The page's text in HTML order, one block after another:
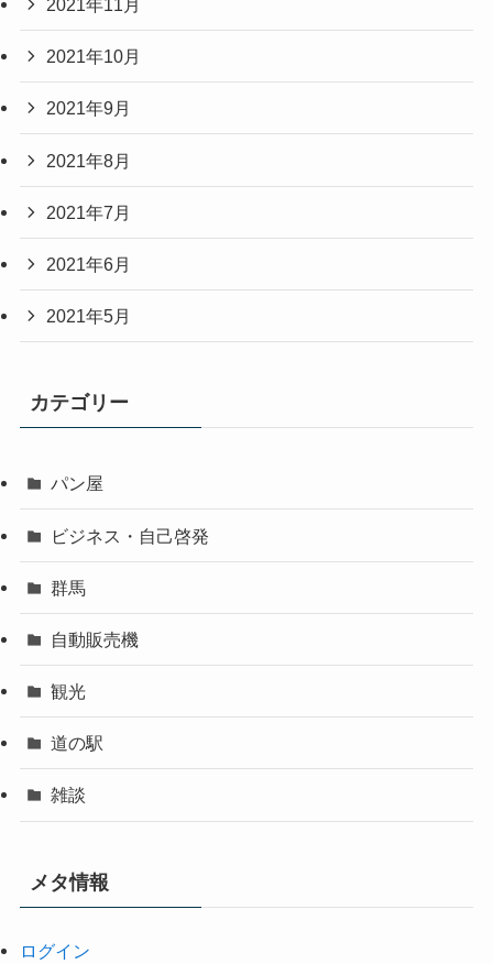
2021年11月
2021年10月
2021年9月
2021年8月
2021年7月
2021年6月
2021年5月
カテゴリー
パン屋
ビジネス・自己啓発
群馬
自動販売機
観光
道の駅
雑談
メタ情報
ログイン